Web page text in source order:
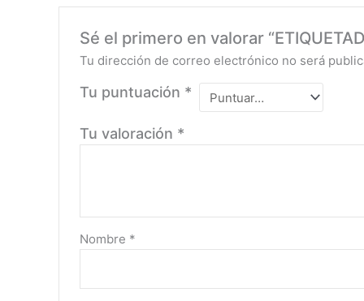
Sé el primero en valorar
Tu dirección de correo electrónico no será
Tu puntuación *
Tu valoración *
Nombre *